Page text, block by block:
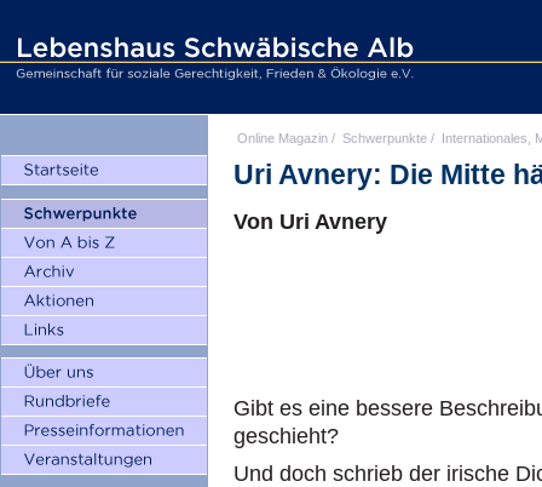
Online Magazin / Schwerpunkte / Internationales,
Uri Avnery: Die Mitte
Von Uri Avnery
Gibt es eine bessere
geschieht?
Und doch schrieb der irische